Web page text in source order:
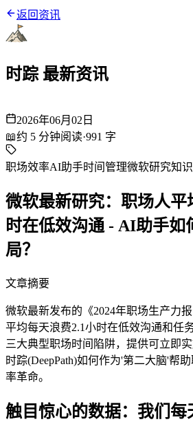
返回资讯
时踪 最新资讯
2026年06月02日
📖约 5 分钟阅读·991 字
职场效率AI助手时间管理微软研究知
微软最新研究：职场人平
时在低效沟通 - AI助手如
局？
文章摘要
微软最新发布的《2024年职场生产力
平均每天浪费2.1小时在低效沟通和任
三大典型职场时间陷阱，提供可立即
时踪(DeepPath)如何作为'第二大脑'帮
率革命。
触目惊心的数据：我们